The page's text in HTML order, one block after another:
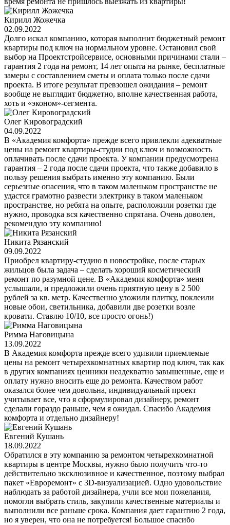
Кирилл Жожечка
02.09.2022
Долго искал компанию, которая выполнит бюджетный ремонт
квартиры под ключ на нормальном уровне. Остановил свой
выбор на Проектстройсервисе, основными причинами стали –
гарантия 2 года на ремонт, 14 лет опыта на рынке, бесплатные
замеры с составлением сметы и оплата только после сдачи
проекта. В итоге результат превзошел ожидания – ремонт
вообще не выглядит бюджетно, вполне качественная работа,
хоть и «эконом»-сегмента.
Олег Кировоградский
04.09.2022
В «Академия комфорта» прежде всего привлекли адекватные
цены на ремонт квартиры-студии под ключ и возможность
оплачивать после сдачи проекта. У компании предусмотрена
гарантия – 2 года после сдачи проекта, что также добавило в
пользу решения выбрать именно эту компанию. Были
серьезные опасения, что в таком маленьком пространстве не
удастся грамотно развести электрику в таком маленьком
пространстве, но ребята на опыте, расположили розетки где
нужно, проводка вся качественно спрятана. Очень доволен,
рекомендую эту компанию!
Никита Рязанский
09.09.2022
Приобрел квартиру-студию в новостройке, после старых
жильцов была задача – сделать хороший косметический
ремонт по разумной цене. В «Академия комфорта» меня
услышали, и предложили очень приятную цену в 2 500
рублей за кв. метр. Качественно уложили плитку, поклеили
новые обои, светильника, добавили две розетки возле
кровати. Ставлю 10/10, все просто огонь!)
Римма Наговицына
13.09.2022
В Академия комфорта прежде всего удивили приемлемые
цены на ремонт четырехкомнатных квартир под ключ, так как
в других компаниях ценники неадекватно завышенные, еще и
оплату нужно вносить еще до ремонта. Качеством работ
оказался более чем довольна, индивидуальный проект
учитывает все, что я сформулировал дизайнеру, ремонт
сделали гораздо раньше, чем я ожидал. Спасибо Академия
комфорта и отдельно дизайнеру!
Евгений Кушань
18.09.2022
Обратился в эту компанию за ремонтом четырехкомнатной
квартиры в центре Москвы, нужно было получить что-то
действительно эксклюзивное и качественное, поэтому выбрал
пакет «Евроремонт» с 3D-визуализацией. Одно удовольствие
наблюдать за работой дизайнера, учли все мои пожелания,
помогли выбрать стиль, закупили качественные материалы и
выполнили все раньше срока. Компания дает гарантию 2 года,
но я уверен, что она не потребуется! Большое спасибо